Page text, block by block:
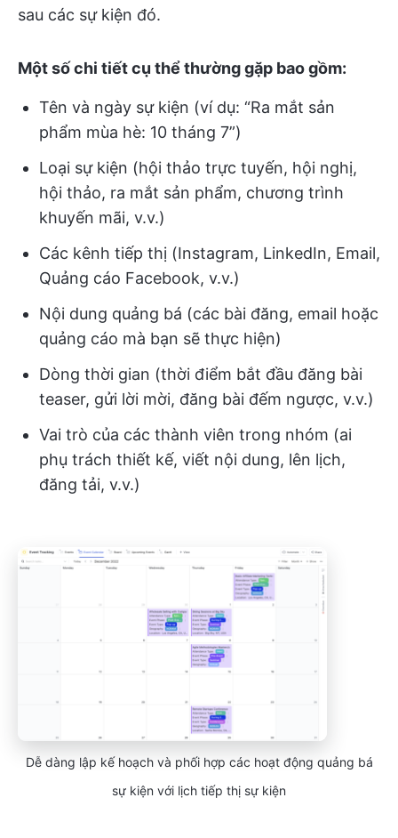
sau các sự kiện đó.
Một số chi tiết cụ thể thường gặp bao gồm:
Tên và ngày sự kiện (ví dụ: “Ra mắt sản
phẩm mùa hè: 10 tháng 7”)
Loại sự kiện (hội thảo trực tuyến, hội nghị,
hội thảo, ra mắt sản phẩm, chương trình
khuyến mãi, v.v.)
Các kênh tiếp thị (Instagram, LinkedIn, Email,
Quảng cáo Facebook, v.v.)
Nội dung quảng bá (các bài đăng, email hoặc
quảng cáo mà bạn sẽ thực hiện)
Dòng thời gian (thời điểm bắt đầu đăng bài
teaser, gửi lời mời, đăng bài đếm ngược, v.v.)
Vai trò của các thành viên trong nhóm (ai
phụ trách thiết kế, viết nội dung, lên lịch,
đăng tải, v.v.)
Dễ dàng lập kế hoạch và phối hợp các hoạt động quảng bá
sự kiện với lịch tiếp thị sự kiện